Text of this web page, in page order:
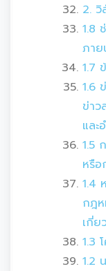
2.
1.8
ภา
1.7
1.6
ข่าว
และ
1.5
หรื
1.4
กฎ
เกี่ย
1.3
1.2